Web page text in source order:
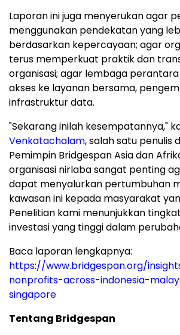
Laporan ini juga menyerukan agar
menggunakan pendekatan yang
berdasarkan kepercayaan; agar
terus memperkuat praktik dan
organisasi; agar lembaga
akses ke layanan bersama,
infrastruktur data.
"Sekarang inilah kesempatannya,"
Venkatachalam, salah satu penulis
Pemimpin Bridgespan Asia dan
organisasi nirlaba sangat penting
dapat menyalurkan pertumbuhan
kawasan ini kepada masyarakat
Penelitian kami menunjukkan
investasi yang tinggi dalam
Baca laporan lengkapnya:
https://www.bridgespan.org/
nonprofits-across-indonesia-
singapore
Tentang Bridgespan